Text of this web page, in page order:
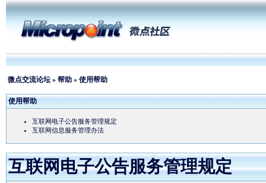
微点交流论坛 » 帮助 » 使用帮助
使用帮助
互联网电子公告服务管理规定
互联网信息服务管理办法
互联网电子公告服务管理规定